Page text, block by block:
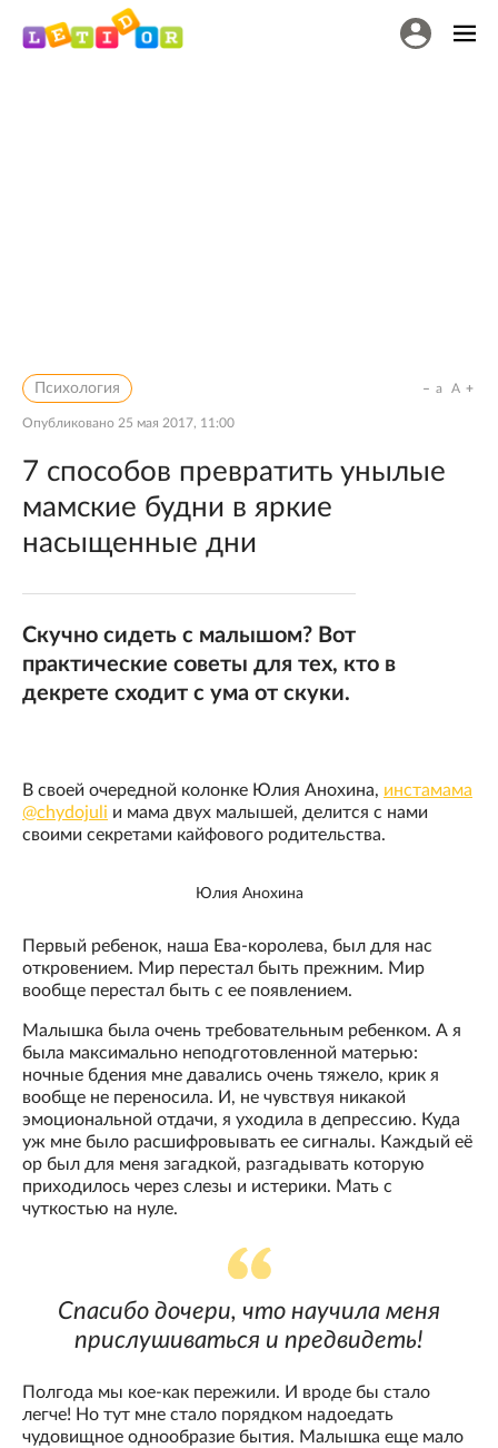
Психология
Опубликовано 25 мая 2017, 11:00
a A
7 способов превратить унылые
мамские будни в яркие
насыщенные дни
Скучно сидеть с малышом? Вот
практические советы для тех, кто в
декрете сходит с ума от скуки.
В своей очередной колонке Юлия Анохина, инстамама
@chydojuli и мама двух малышей, делится с нами
своими секретами кайфового родительства.
Юлия Анохина
Первый ребенок, наша Ева-королева, был для нас
откровением. Мир перестал быть прежним. Мир
вообще перестал быть с ее появлением.
Малышка была очень требовательным ребенком. А я
была максимально неподготовленной матерью:
ночные бдения мне давались очень тяжело, крик я
вообще не переносила. И, не чувствуя никакой
эмоциональной отдачи, я уходила в депрессию. Куда
уж мне было расшифровывать ее сигналы. Каждый её
ор был для меня загадкой, разгадывать которую
приходилось через слезы и истерики. Мать с
чуткостью на нуле.
Спасибо дочери, что научила меня
прислушиваться и предвидеть!
Полгода мы кое-как пережили. И вроде бы стало
легче! Но тут мне стало порядком надоедать
чудовищное однообразие бытия. Малышка еще мало